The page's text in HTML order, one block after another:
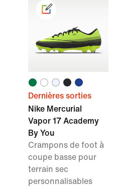
Dernières sorties
Nike Mercurial
Vapor 17 Academy
By You
Crampons de foot à
coupe basse pour
terrain sec
personnalisables